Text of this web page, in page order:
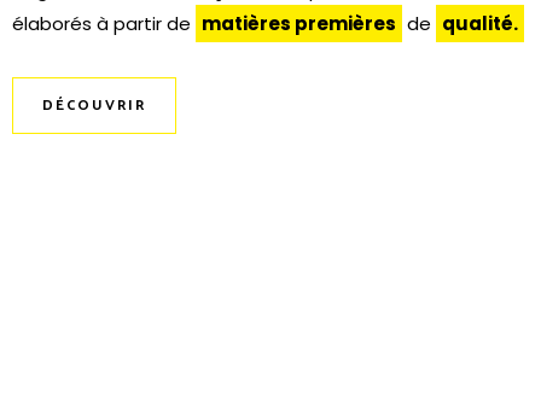
élaborés à partir de matières premières de qualité.
DÉCOUVRIR